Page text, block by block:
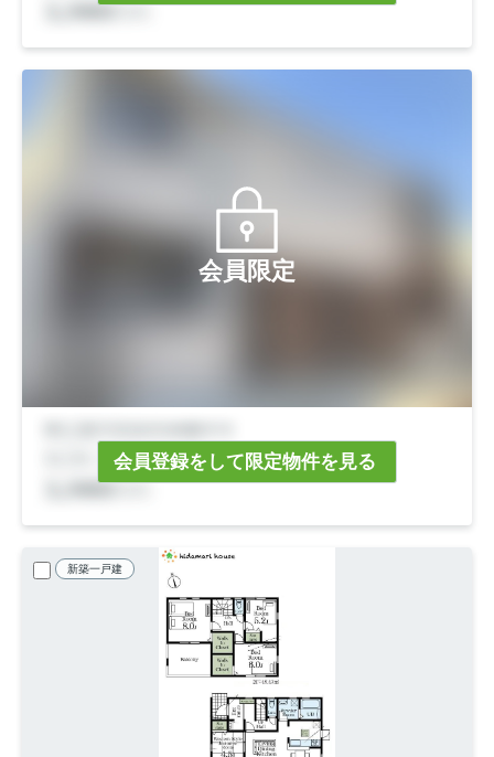
会員限定
会員登録をして限定物件を見る
新築一戸建